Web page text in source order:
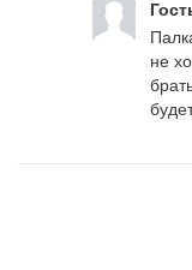
не